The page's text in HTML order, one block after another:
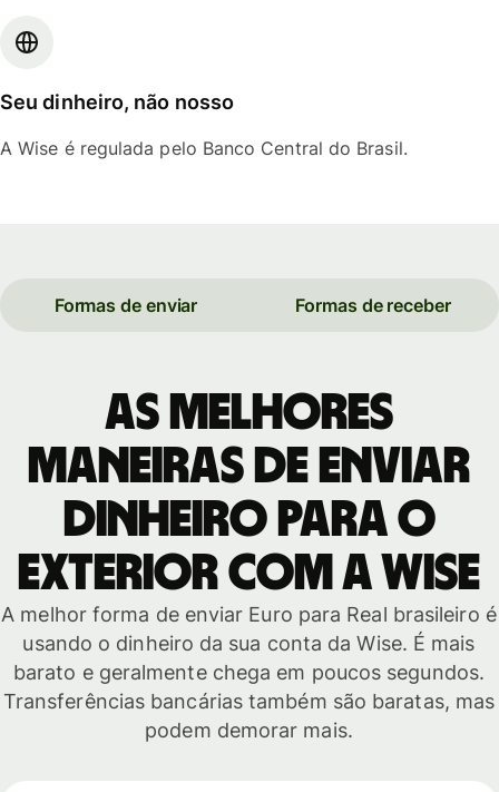
Seu dinheiro, não nosso
A Wise é regulada pelo Banco Central do Brasil.
Formas de enviar Formas de receber
As melhores
maneiras de enviar
dinheiro para o
exterior com a Wise
A melhor forma de enviar Euro para Real brasileiro é
usando o dinheiro da sua conta da Wise. É mais
barato e geralmente chega em poucos segundos.
Transferências bancárias também são baratas, mas
podem demorar mais.